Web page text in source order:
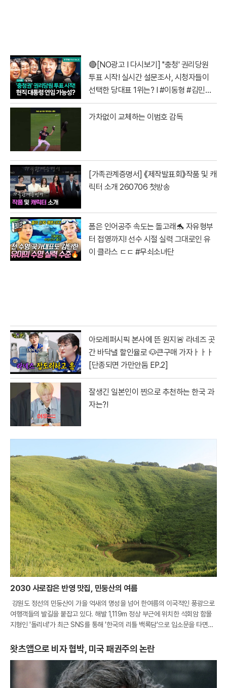
🔴[NO광고 I 다시보기] ''충청' 권리당원
투표 시작! 실시간 설문조사, 시청자들이
선택한 당대표 1위는? I #이동형 #김민석
#정청래 #전당대회
가차없이 교체하는 이범호 감독
[가족관계증명서] 《제작발표회》작품 및 캐
릭터 소개 260706 첫방송
폼은 인어공주 속도는 돌고래🐬 자유형부
터 접영까지! 선수 시절 실력 그대로인 유
이 클라스 ㄷㄷ #무쇠소녀단
아모레퍼시픽 본사에 뜬 원지🚨 라네즈 곳
간 바닥낼 할인율로 🐶큰구매 가자ㅏㅏㅏ
[단종되면 가만안둠 EP.2]
잘생긴 일본인이 찐으로 추천하는 한국 과
자는?!
2030 사로잡은 반영 맛집, 민둥산의 여름
강원도 정선의 민둥산이 가을 억새의 명성을 넘어 한여름의 이국적인 풍광으로
여행객들의 발길을 붙잡고 있다. 해발 1,119m 정상 부근에 위치한 석회암 함몰
지형인 '돌리네'가 최근 SNS를 통해 '한국의 리틀 백록담'으로 입소문을 타면서
왓츠앱으로 비자 협박, 미국 패권주의 논란